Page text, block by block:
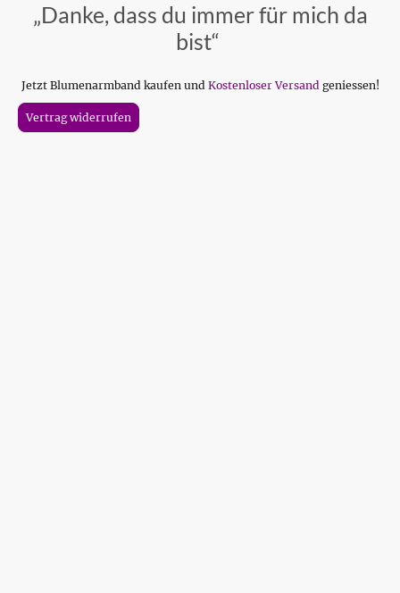
„Danke, dass du immer für mich da
bist“
Jetzt Blumenarmband kaufen und Kostenloser Versandgeniessen!
Vertrag widerrufen